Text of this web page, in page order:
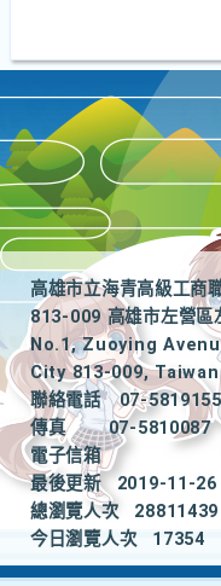
高雄市立海青高級工商
813-009 高雄市左營區
No.1, Zuoying
City 813-009, Taiwan
聯絡電話
07-5819155
傳真
07-5810087
電子信箱
最後更新
2019-11-26
總瀏覽人次
28811439
今日瀏覽人次
17354